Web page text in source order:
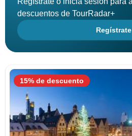
descuentos de TourRadar+
Regístrate
15% de descuento